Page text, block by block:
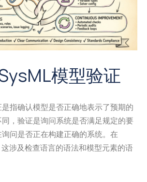
模型验证
指确认模型是否正确地表示了预期的
，验证是询问系统是否满足规定的要
问是否正在构建正确的系统。在
涉及检查语言的语法和模型元素的语